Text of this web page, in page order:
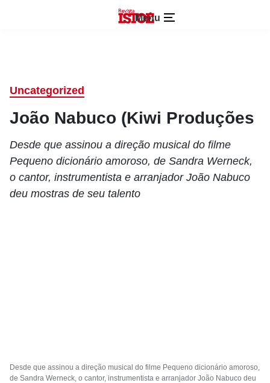
Menu
Uncategorized
João Nabuco (Kiwi Produções
Desde que assinou a direção musical do filme
Pequeno dicionário amoroso, de Sandra Werneck,
o cantor, instrumentista e arranjador João Nabuco
deu mostras de seu talento
Desde que assinou a direção musical do filme Pequeno dicionário amoroso,
de Sandra Werneck, o cantor, instrumentista e arranjador João Nabuco deu